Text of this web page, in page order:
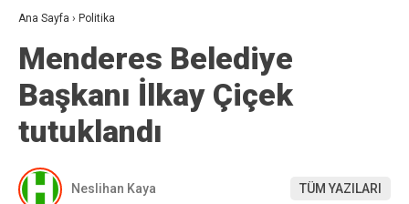
Ana Sayfa › Politika
Menderes Belediye
Başkanı İlkay Çiçek
tutuklandı
Neslihan Kaya TÜM YAZILARI